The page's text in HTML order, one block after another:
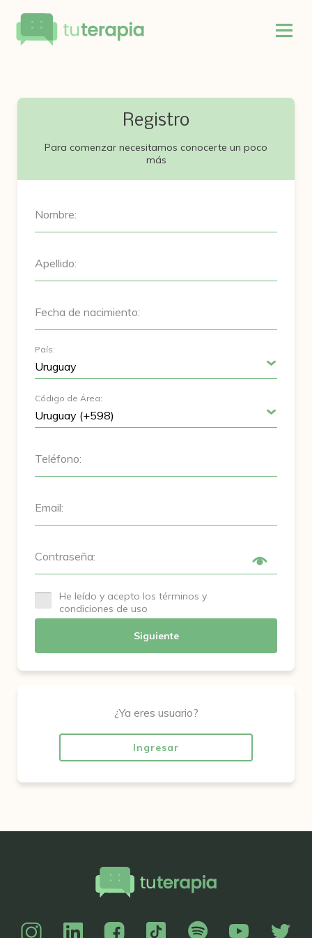
Registro
Para comenzar necesitamos conocerte un poco
más
Nombre:
Apellido:
Fecha de nacimiento:
País:
Código de Área:
Teléfono:
Email:
Contraseña:
He leído y acepto los términos y
condiciones de uso
Siguiente
¿Ya eres usuario?
Ingresar